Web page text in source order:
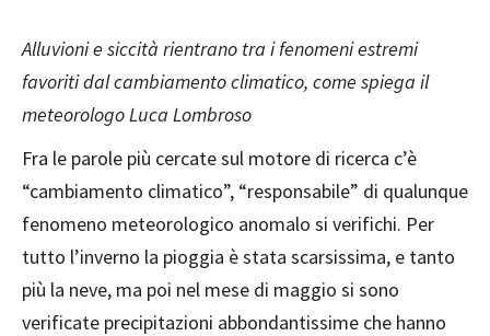
Alluvioni e siccità rientrano tra i fenomeni estremi
favoriti dal cambiamento climatico, come spiega il
meteorologo Luca Lombroso
Fra le parole più cercate sul motore di ricerca c’è
“cambiamento climatico”, “responsabile” di qualunque
fenomeno meteorologico anomalo si verifichi. Per
tutto l’inverno la pioggia è stata scarsissima, e tanto
più la neve, ma poi nel mese di maggio si sono
verificate precipitazioni abbondantissime che hanno